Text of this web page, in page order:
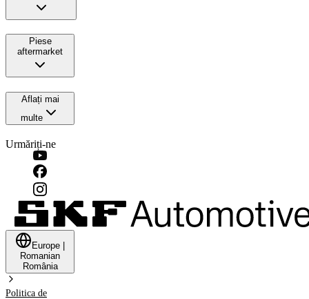
Piese
aftermarket
Aflați mai
multe
Urmăriți-ne
Europe
Romanian
România
Politica de